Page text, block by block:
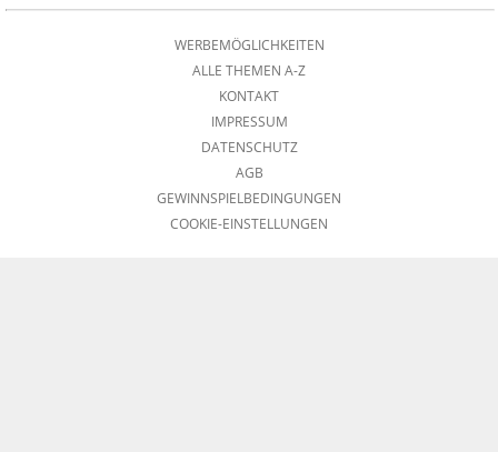
WERBEMÖGLICHKEITEN
ALLE THEMEN A-Z
KONTAKT
IMPRESSUM
DATENSCHUTZ
AGB
GEWINNSPIELBEDINGUNGEN
COOKIE-EINSTELLUNGEN